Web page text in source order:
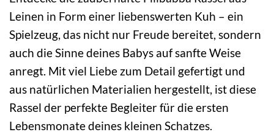
Leinen in Form einer liebenswerten Kuh – ein
Spielzeug, das nicht nur Freude bereitet, sondern
auch die Sinne deines Babys auf sanfte Weise
anregt. Mit viel Liebe zum Detail gefertigt und
aus natürlichen Materialien hergestellt, ist diese
Rassel der perfekte Begleiter für die ersten
Lebensmonate deines kleinen Schatzes.